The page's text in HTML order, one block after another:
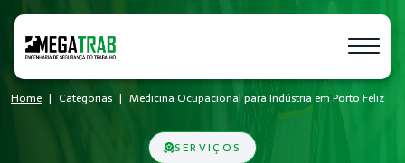
Home Categorias Medicina Ocupacional para Indústria em Porto Feliz
SERVIÇOS